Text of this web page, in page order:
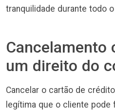
tranquilidade durante todo
Cancelamento
um direito do
Cancelar o cartão de
legítima que o cliente pode